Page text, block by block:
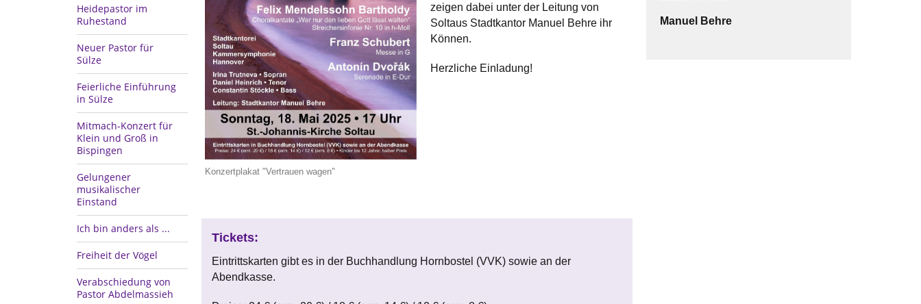
Heidepastor im
Ruhestand
Neuer Pastor für
Sülze
Feierliche Einführung
in Sülze
Mitmach-Konzert für
Klein und Groß in
Bispingen
Gelungener
musikalischer
Einstand
Ich bin anders als ...
Freiheit der Vögel
Verabschiedung von
Pastor Abdelmassieh
Konzertplakat "Vertrauen wagen"
zeigen dabei unter der Leitung von
Soltaus Stadtkantor Manuel Behre ihr
Können.
Herzliche Einladung!
Tickets:
Eintrittskarten gibt es in der Buchhandlung Hornbostel (VVK) sowie an der
Abendkasse.
Manuel Behre